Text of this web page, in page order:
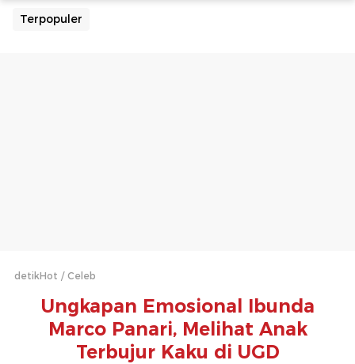
Terpopuler
detikHot Celeb
Ungkapan Emosional Ibunda
Marco Panari, Melihat Anak
Terbujur Kaku di UGD